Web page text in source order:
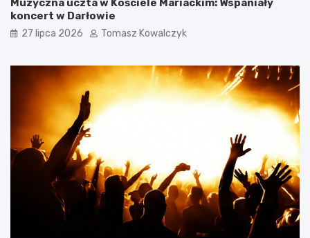
Muzyczna uczta w Kościele Mariackim: Wspaniały
koncert w Darłowie
27 lipca 2026 Tomasz Kowalczyk